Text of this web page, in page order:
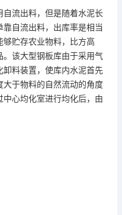
流出料，但是随着水泥长
自流出料，出库率是相当
贮存农业物料，比方高
。该大型钢板库由于采用气
料装置，使库内水泥首先
大于物料的自然流动的角度
心均化室进行均化后，由